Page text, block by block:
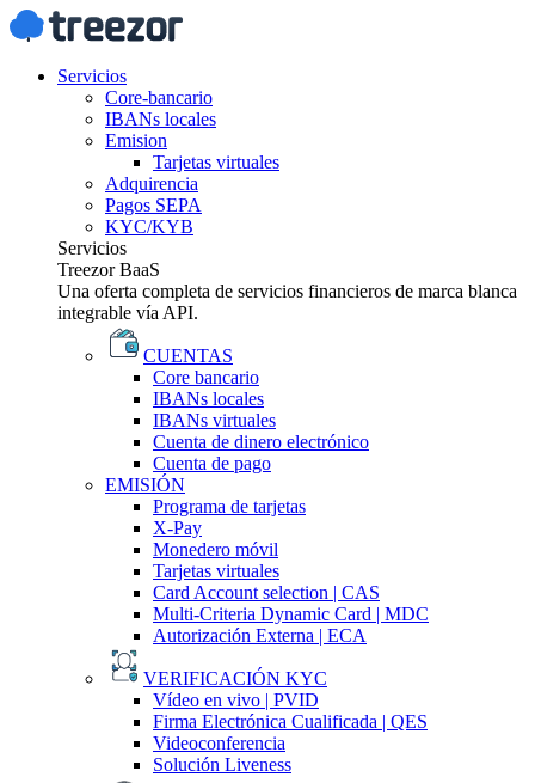
Servicios
Core-bancario
IBANs locales
Emision
Tarjetas virtuales
Adquirencia
Pagos SEPA
KYC/KYB
Servicios
Treezor BaaS
Una oferta completa de servicios financieros de marca blanca
integrable vía API.
CUENTAS
Core bancario
IBANs locales
IBANs virtuales
Cuenta de dinero electrónico
Cuenta de pago
EMISIÓN
Programa de tarjetas
X-Pay
Monedero móvil
Tarjetas virtuales
Card Account selection | CAS
Multi-Criteria Dynamic Card | MDC
Autorización Externa | ECA
VERIFICACIÓN KYC
Vídeo en vivo | PVID
Firma Electrónica Cualificada | QES
Videoconferencia
Solución Liveness